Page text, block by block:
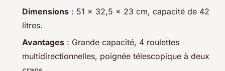
Dimensions : 51 x 32,5 x 23 cm, capacité de 42
litres.
Avantages : Grande capacité, 4 roulettes
multidirectionnelles, poignée télescopique à deux